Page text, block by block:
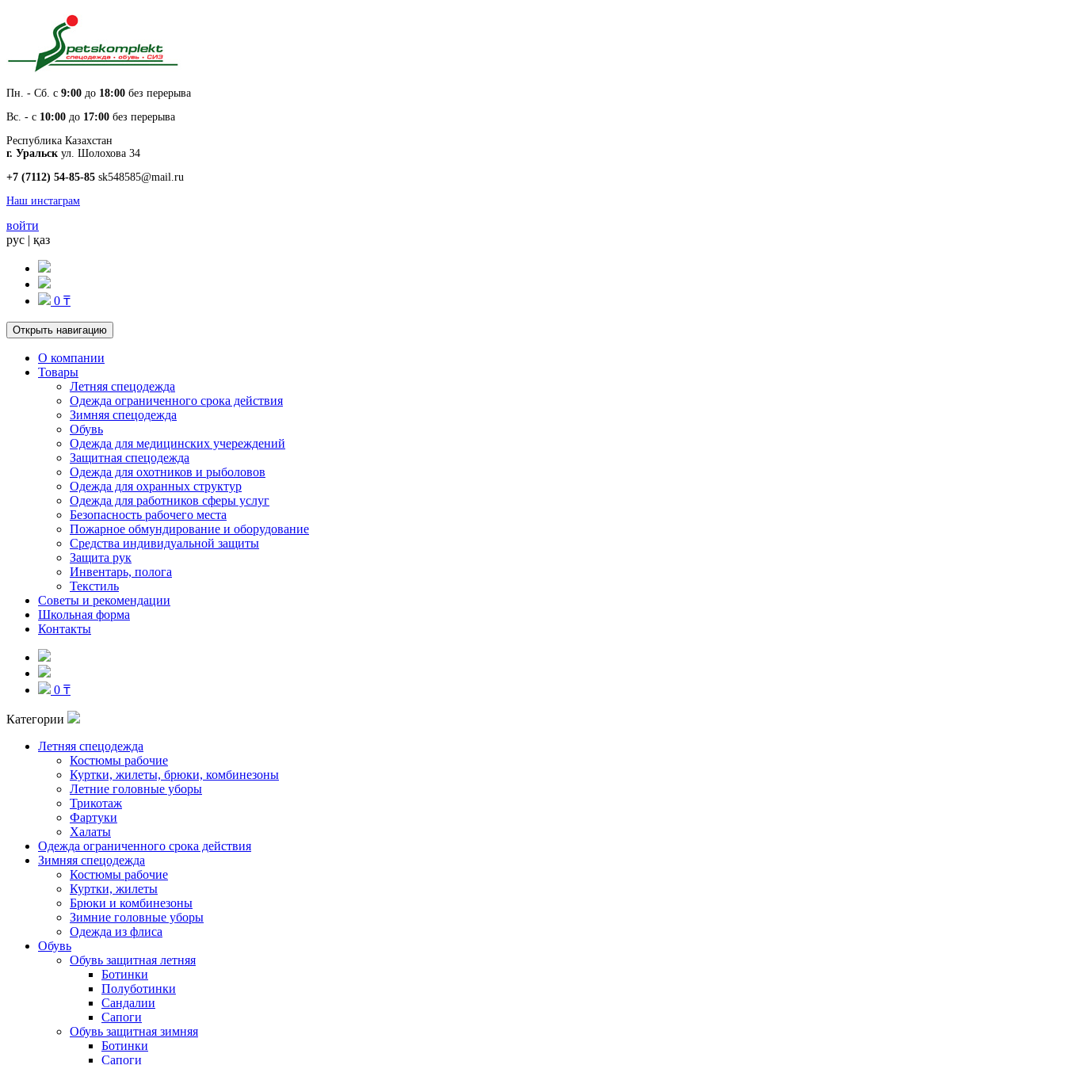
Пн. - Cб. с 9:00 до 18:00 без перерыва
Вс. - с 10:00 до 17:00 без перерыва
Республика Казахстан
г. Уральск ул. Шолохова 34
+7 (7112) 54-85-85 sk548585@mail.ru
Наш инстаграм
войти
рус | қаз
0 ₸
Открыть навигацию
О компании
Товары
Летняя спецодежда
Одежда ограниченного срока действия
Зимняя спецодежда
Обувь
Одежда для медицинских учереждений
Защитная спецодежда
Одежда для охотников и рыболовов
Одежда для охранных структур
Одежда для работников сферы услуг
Безопасность рабочего места
Пожарное обмундирование и оборудование
Средства индивидуальной защиты
Защита рук
Инвентарь, полога
Текстиль
Советы и рекомендации
Школьная форма
Контакты
0 ₸
Категории
Летняя спецодежда
Костюмы рабочие
Куртки, жилеты, брюки, комбинезоны
Летние головные уборы
Трикотаж
Фартуки
Халаты
Одежда ограниченного срока действия
Зимняя спецодежда
Костюмы рабочие
Куртки, жилеты
Брюки и комбинезоны
Зимние головные уборы
Одежда из флиса
Обувь
Обувь защитная летняя
Ботинки
Полуботинки
Сандалии
Сапоги
Обувь защитная зимняя
Ботинки
Сапоги